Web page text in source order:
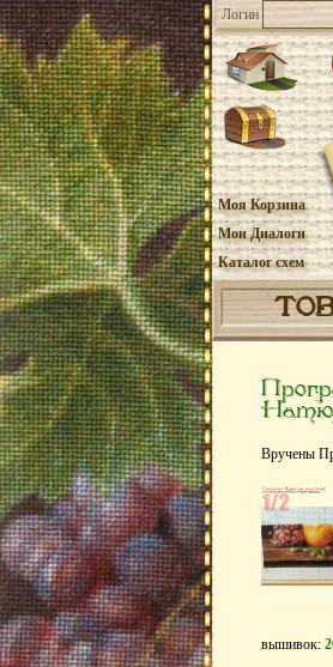
Логин
Моя Корзина
Мои Диалоги
Каталог схем
Вручены
вышивок: